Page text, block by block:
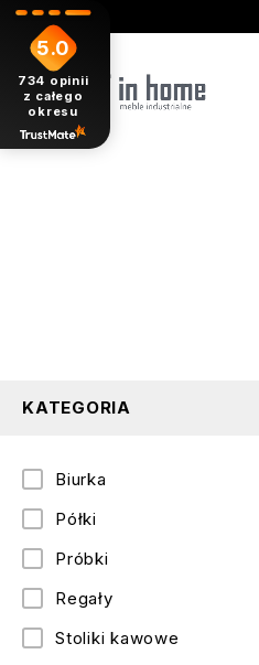
KATEGORIA
Biurka
Półki
Próbki
Regały
Stoliki kawowe
5.0
734 opinii
z całego
okresu